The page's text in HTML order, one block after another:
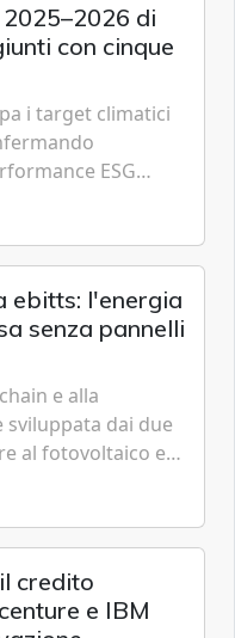
di
con cinque
i target climatici
ESG
e governance
ebitts: l'energia
senza pannelli
e alla
sviluppata dai due
al fotovoltaico e
diretti in bolletta,
credito
e IBM